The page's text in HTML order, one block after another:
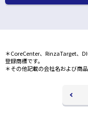
ウ
で
開
く
＊CoreCenter、RinzaTarget、
登録商標です。
＊その他記載の会社名および商